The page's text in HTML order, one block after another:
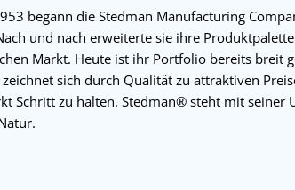
begann die Stedman Manufacturing
und nach erweiterte sie ihre
Markt. Heute ist ihr Portfolio bereits breit
zeichnet sich durch Qualität zu attraktiven
Schritt zu halten. Stedman® steht mit